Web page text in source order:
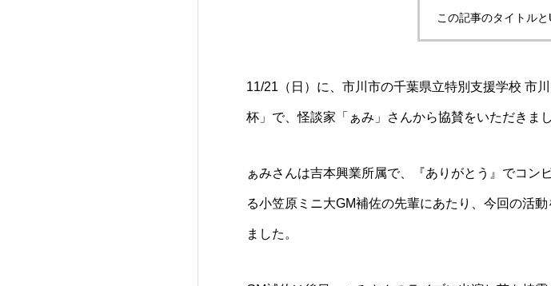
この記事のタイトル
11/21（日）に、市川市の千葉県立特別支援学校 市
杯」で、怪談家「ぁみ」さんから協賛をいただきまし
ぁみさんは吉本興業所属で、『ありがとう』でコン
る小笠原ミニ大GM補佐の先輩にあたり、今回の活
ました。